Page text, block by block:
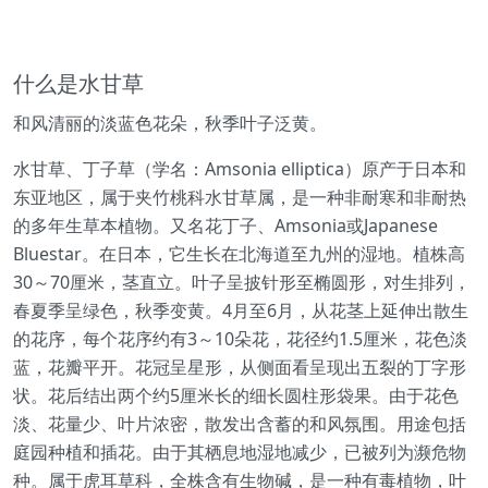
什么是水甘草
和风清丽的淡蓝色花朵，秋季叶子泛黄。
水甘草、丁子草（学名：Amsonia elliptica）原产于日本和
东亚地区，属于夹竹桃科水甘草属，是一种非耐寒和非耐热
的多年生草本植物。又名花丁子、Amsonia或Japanese
Bluestar。在日本，它生长在北海道至九州的湿地。植株高
30～70厘米，茎直立。叶子呈披针形至椭圆形，对生排列，
春夏季呈绿色，秋季变黄。4月至6月，从花茎上延伸出散生
的花序，每个花序约有3～10朵花，花径约1.5厘米，花色淡
蓝，花瓣平开。花冠呈星形，从侧面看呈现出五裂的丁字形
状。花后结出两个约5厘米长的细长圆柱形袋果。由于花色
淡、花量少、叶片浓密，散发出含蓄的和风氛围。用途包括
庭园种植和插花。由于其栖息地湿地减少，已被列为濒危物
种。属于虎耳草科，全株含有生物碱，是一种有毒植物，叶